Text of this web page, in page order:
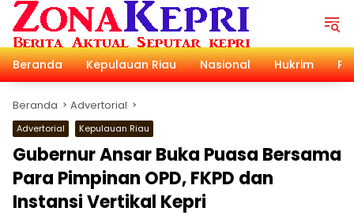
Langsung
konten
Beranda
Kepulauan Riau Nasional Hukrim
Beranda Advertorial
Advertorial Kepulauan Riau
Gubernur Ansar Buka Puasa Bersama
Para Pimpinan OPD, FKPD dan
Instansi Vertikal Kepri